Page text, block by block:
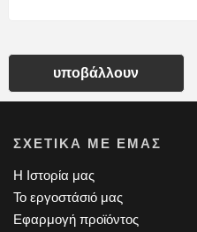
υποβάλλουν
ΣΧΕΤΙΚΆ ΜΕ ΕΜΆΣ
Η Ιστορία μας
Το εργοστάσιό μας
Εφαρμογή προϊόντος